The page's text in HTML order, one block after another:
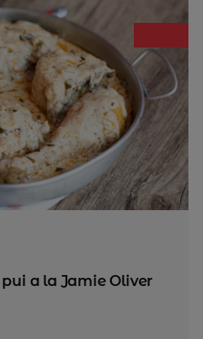
a la Jamie Oliver